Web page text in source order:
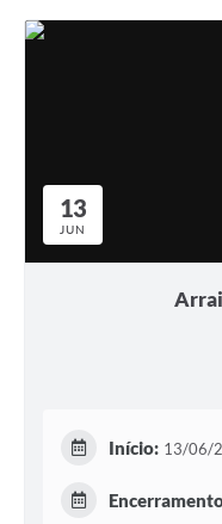
13
JUN
Início: 13/06/